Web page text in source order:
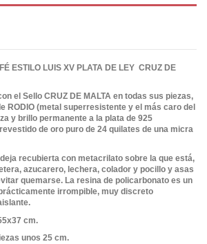
ESTILO LUIS XV PLATA DE LEY CRUZ DE
el Sello CRUZ DE MALTA en todas sus piezas,
RODIO (metal superresistente y el más caro del
y brillo permanente a la plata de 925
de oro puro de 24 quilates de una micra
recubierta con metacrilato sobre la que está,
azucarero, lechera, colador y pocillo y asas
quemarse. La resina de policarbonato es un
irrompible, muy discreto
cm.
unos 25 cm.